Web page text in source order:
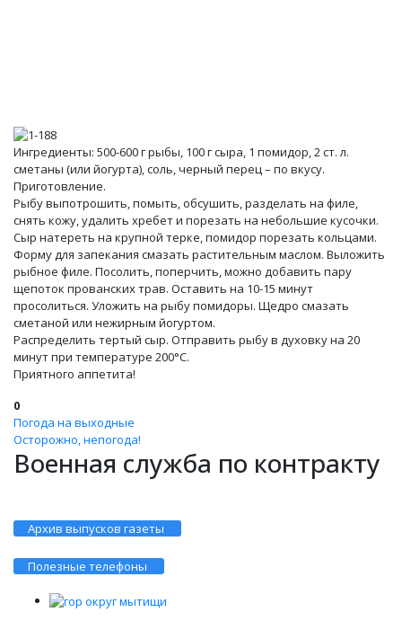
Ингредиенты: 500-600 г рыбы, 100 г сыра, 1 помидор, 2 ст. л.
сметаны (или йогурта), соль, черный перец – по вкусу.
Приготовление.
Рыбу выпотрошить, помыть, обсушить, разделать на филе,
снять кожу, удалить хребет и порезать на небольшие кусочки.
Сыр натереть на крупной терке, помидор порезать кольцами.
Форму для запекания смазать растительным маслом. Выложить
рыбное филе. Посолить, поперчить, можно добавить пару
щепоток прованских трав. Оставить на 10-15 минут
просолиться. Уложить на рыбу помидоры. Щедро смазать
сметаной или нежирным йогуртом.
Распределить тертый сыр. Отправить рыбу в духовку на 20
минут при температуре 200°С.
Приятного аппетита!
0
Погода на выходные
Осторожно, непогода!
Военная служба по контракту
Архив выпусков газеты
Полезные телефоны